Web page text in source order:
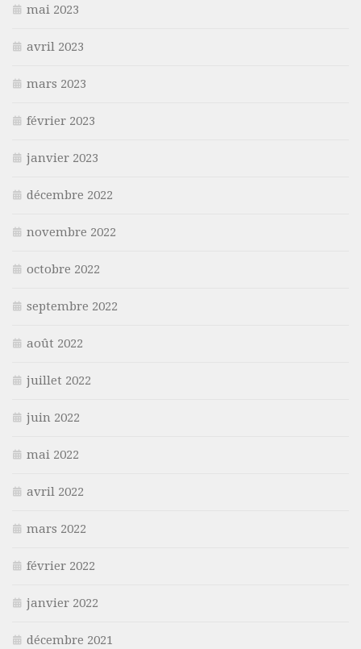
mai 2023
avril 2023
mars 2023
février 2023
janvier 2023
décembre 2022
novembre 2022
octobre 2022
septembre 2022
août 2022
juillet 2022
juin 2022
mai 2022
avril 2022
mars 2022
février 2022
janvier 2022
décembre 2021